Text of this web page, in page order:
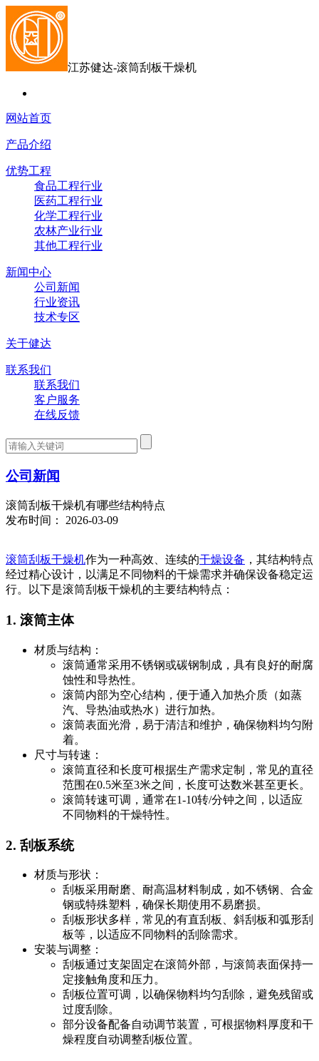
江苏健达-滚筒刮板干燥机
网站首页
产品介绍
优势工程
食品工程行业
医药工程行业
化学工程行业
农林产业行业
其他工程行业
新闻中心
公司新闻
行业资讯
技术专区
关于健达
联系我们
联系我们
客户服务
在线反馈
公司新闻
滚筒刮板干燥机有哪些结构特点
发布时间： 2026-03-09
滚筒刮板干燥机作为一种高效、连续的干燥设备 ，其结构特点
经过精心设计，以满足不同物料的干燥需求并确保设备稳定运
行。以下是滚筒刮板干燥机的主要结构特点：
1. 滚筒主体
材质与结构：
滚筒通常采用不锈钢或碳钢制成，具有良好的耐腐
蚀性和导热性。
滚筒内部为空心结构，便于通入加热介质（如蒸
汽、导热油或热水）进行加热。
滚筒表面光滑，易于清洁和维护，确保物料均匀附
着。
尺寸与转速：
滚筒直径和长度可根据生产需求定制，常见的直径
范围在0.5米至3米之间，长度可达数米甚至更长。
滚筒转速可调，通常在1-10转/分钟之间，以适应
不同物料的干燥特性。
2. 刮板系统
材质与形状：
刮板采用耐磨、耐高温材料制成，如不锈钢、合金
钢或特殊塑料，确保长期使用不易磨损。
刮板形状多样，常见的有直刮板、斜刮板和弧形刮
板等，以适应不同物料的刮除需求。
安装与调整：
刮板通过支架固定在滚筒外部，与滚筒表面保持一
定接触角度和压力。
刮板位置可调，以确保物料均匀刮除，避免残留或
过度刮除。
部分设备配备自动调节装置，可根据物料厚度和干
燥程度自动调整刮板位置。